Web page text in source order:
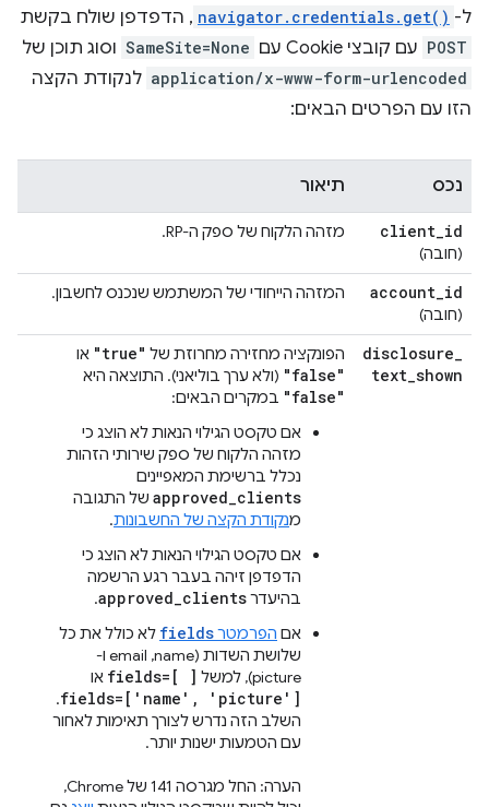
ל- navigator.credentials.get() , הדפדפן שולח בקשת
POST עם קובצי Cookie עם SameSite=None וסוג תוכן של
application/x-www-form-urlencoded לנקודת הקצה
הזו עם הפרטים הבאים:
נכס תיאור
client_id
(חובה)
מזהה הלקוח של ספק ה-RP.
account_id
(חובה)
המזהה הייחודי של המשתמש שנכנס לחשבון.
disclosure_
text_shown
הפונקציה מחזירה מחרוזת של "true" או
"false" (ולא ערך בוליאני). התוצאה היא
"false" במקרים הבאים:
אם טקסט הגילוי הנאות לא הוצג כי
מזהה הלקוח של ספק שירותי הזהות
נכלל ברשימת המאפיינים
approved_clients של התגובה
מנקודת הקצה של החשבונות.
אם טקסט הגילוי הנאות לא הוצג כי
הדפדפן זיהה בעבר רגע הרשמה
בהיעדרapproved_clients
.
אם הפרמטרfields לא כולל את כל
שלושת השדות (name,‏ email ו-
picture), למשל
fields=[ ] או
fields=['name', 'picture']
.
השלב הזה נדרש לצורך תאימות לאחור
עם הטמעות ישנות יותר. ‫
הערה: החל מגרסה 141 של Chrome,